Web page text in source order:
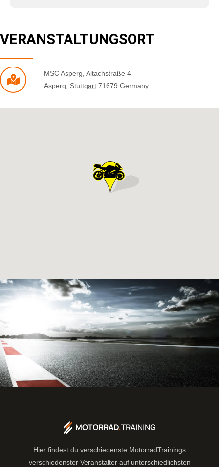
VERANSTALTUNGSORT
MSC Asperg Altachstraße 4
Asperg
Stuttgart 71679 Germany
Hier findest du verschiedenste MotorradTrainings
verschiedenster Veranstalter auf unterschiedlichsten